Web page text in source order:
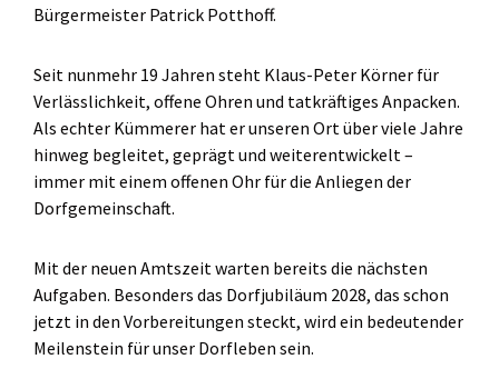
Bürgermeister Patrick Potthoff.
Seit nunmehr 19 Jahren steht Klaus-Peter Körner für
Verlässlichkeit, offene Ohren und tatkräftiges Anpacken.
Als echter Kümmerer hat er unseren Ort über viele Jahre
hinweg begleitet, geprägt und weiterentwickelt –
immer mit einem offenen Ohr für die Anliegen der
Dorfgemeinschaft.
Mit der neuen Amtszeit warten bereits die nächsten
Aufgaben. Besonders das Dorfjubiläum 2028, das schon
jetzt in den Vorbereitungen steckt, wird ein bedeutender
Meilenstein für unser Dorfleben sein.